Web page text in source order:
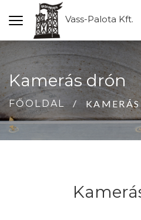
Vass-Palota Kft.
Kamerás drón
FŐOLDAL